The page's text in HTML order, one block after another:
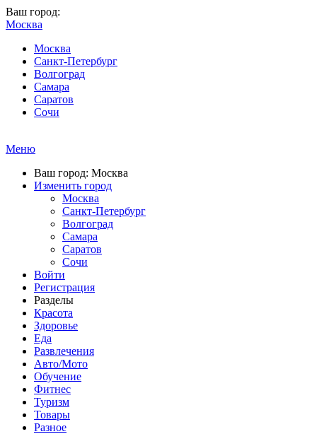
Ваш город:
Москва
Москва
Санкт-Петербург
Волгоград
Самара
Саратов
Сочи
Меню
Ваш город: Москва
Изменить город
Москва
Санкт-Петербург
Волгоград
Самара
Саратов
Сочи
Войти
Регистрация
Разделы
Красота
Здоровье
Еда
Развлечения
Авто/Мото
Обучение
Фитнес
Туризм
Товары
Разное